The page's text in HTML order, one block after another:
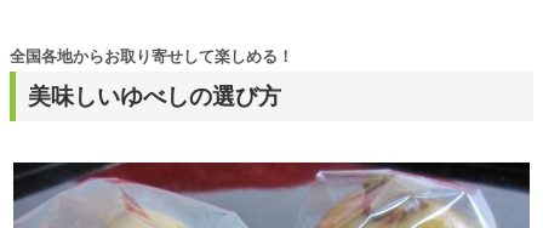
美味しいゆべしの選び方
全国各地からお取り寄せして楽しめる！